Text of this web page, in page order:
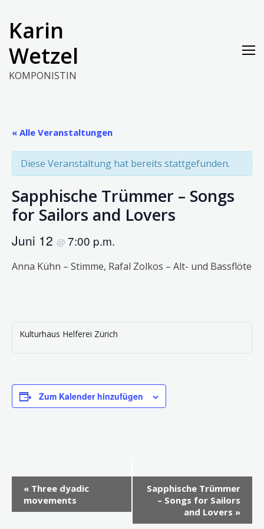
content
Karin
Wetzel
KOMPONISTIN
« Alle Veranstaltungen
Diese Veranstaltung hat bereits stattgefunden.
Sapphische Trümmer – Songs
for Sailors and Lovers
Juni 12 @ 7:00 p.m.
Anna Kühn – Stimme, Rafal Zolkos – Alt- und Bassflöte
Kulturhaus Helferei Zürich
Zum Kalender hinzufügen
r
« Three dyadic
movements
Sapphische Trümmer
– Songs for Sailors
and Lovers »